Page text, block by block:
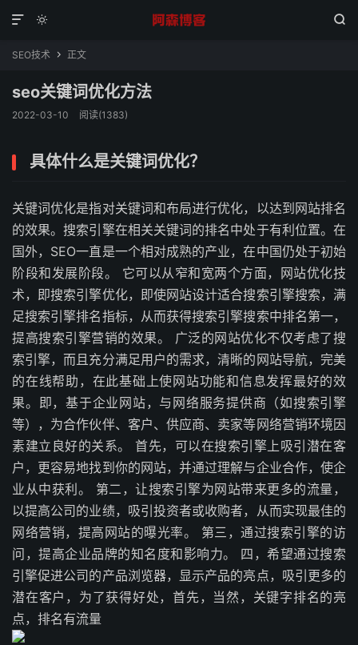
 

SEO技术  正文
seo关键词优化方法
2022-03-10 阅读(1383)
具体什么是关键词优化？
关键词优化是指对关键词和布局进行优化，以达到网站排名
的效果。搜索引擎在相关关键词的排名中处于有利位置。在
国外，SEO一直是一个相对成熟的产业，在中国仍处于初始
阶段和发展阶段。 它可以从窄和宽两个方面，网站优化技
术，即搜索引擎优化，即使网站设计适合搜索引擎搜索，满
足搜索引擎排名指标，从而获得搜索引擎搜索中排名第一，
提高搜索引擎营销的效果。 广泛的网站优化不仅考虑了搜
索引擎，而且充分满足用户的需求，清晰的网站导航，完美
的在线帮助，在此基础上使网站功能和信息发挥最好的效
果。即，基于企业网站，与网络服务提供商（如搜索引擎
等），为合作伙伴、客户、供应商、卖家等网络营销环境因
素建立良好的关系。 首先，可以在搜索引擎上吸引潜在客
户，更容易地找到你的网站，并通过理解与企业合作，使企
业从中获利。 第二，让搜索引擎为网站带来更多的流量，
以提高公司的业绩，吸引投资者或收购者，从而实现最佳的
网络营销，提高网站的曝光率。 第三，通过搜索引擎的访
问，提高企业品牌的知名度和影响力。 四，希望通过搜索
引擎促进公司的产品浏览器，显示产品的亮点，吸引更多的
潜在客户，为了获得好处，首先，当然，关键字排名的亮
点，排名有流量